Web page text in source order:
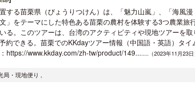
する苗栗県（びょうりつけん）は、「魅力山嵐」、「海風漫
」をテーマにした特色ある苗栗の農村を体験する3つ農業旅
る。このツアーは、台湾のアクティビティや現地ツアーを取
約できる。苗栗でのKKdayツアー情報（中国語・英語）タイ
https://www.kkday.com/zh-tw/product/149........（2023年11月23日
局・現地便り ,